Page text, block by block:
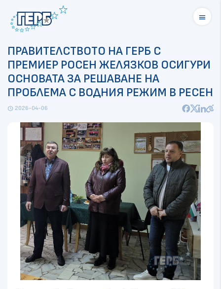
menu
ПРАВИТЕЛСТВОТО НА ГЕРБ С
ПРЕМИЕР РОСЕН ЖЕЛЯЗКОВ ОСИГУРИ
ОСНОВАТА ЗА РЕШАВАНЕ НА
ПРОБЛЕМА С ВОДНИЯ РЕЖИМ В РЕСЕН
schedule 2026-04-06